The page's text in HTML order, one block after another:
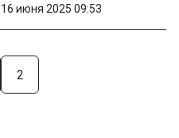
16 июня 2025 09:53
2